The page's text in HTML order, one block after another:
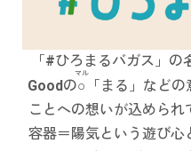
「#ひろまるバガス」の
Goodの○
マル
「まる」など
ことへの想いが込められ
容器＝陽気という遊び心